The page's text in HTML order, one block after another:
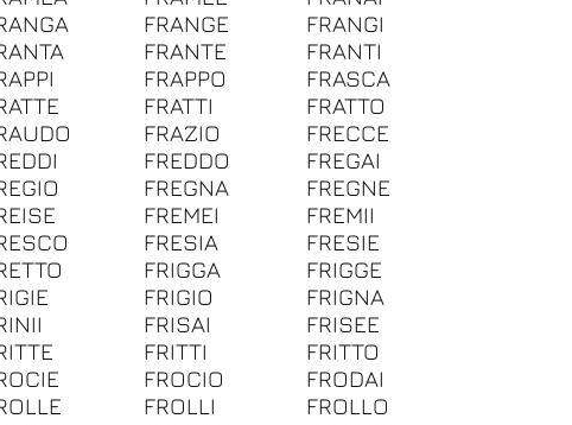
FRANGE
FRANGI
FRANTE
FRANTI
FRAPPO
FRASCA
FRATTI
FRATTO
FRAZIO
FRECCE
FREDDO
FREGAI
FREGNA
FREGNE
FREMEI
FREMII
FRESIA
FRESIE
FRIGGA
FRIGGE
FRIGIO
FRIGNA
FRISAI
FRISEE
FRITTI
FRITTO
FROCIO
FRODAI
FROLLI
FROLLO